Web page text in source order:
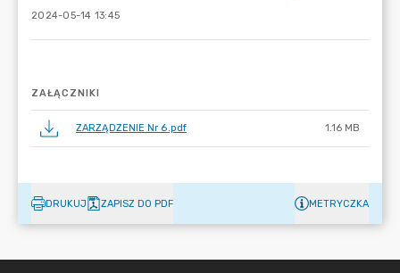
2024-05-14 13:45
ZAŁĄCZNIKI
ZARZĄDZENIE Nr 6.pdf 1.16 MB
DRUKUJ ZAPISZ DO PDF METRYCZKA